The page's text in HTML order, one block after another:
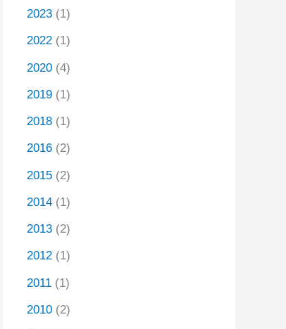
2023 (1)
2022 (1)
2020 (4)
2019 (1)
2018 (1)
2016 (2)
2015 (2)
2014 (1)
2013 (2)
2012 (1)
2011 (1)
2010 (2)